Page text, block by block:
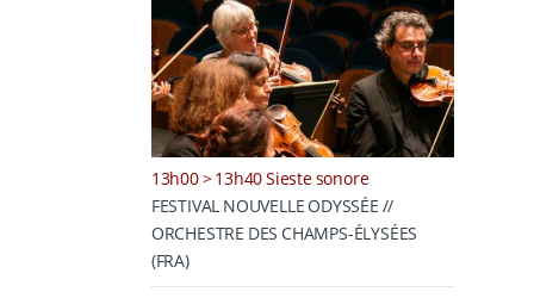
13h00 > 13h40 Sieste sonore
FESTIVAL NOUVELLE ODYSSÉE //
ORCHESTRE DES CHAMPS-ÉLYSÉES
(FRA)